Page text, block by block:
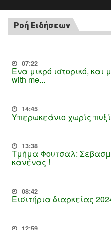
Ροή Ειδήσεων
07:22
Ένα μικρό ιστορικό,
with me...
14:45
Υπερωκεάνιο χωρίς
13:38
Τμήμα Φουτσαλ:
κανένας !
08:42
Εισιτήρια διαρκείας